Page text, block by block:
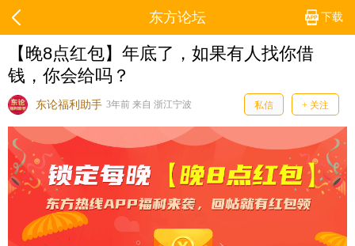
下载
东方论坛
【晚8点红包】年底了，如果有人找你借
钱，你会给吗？
东论福利助手 3年前 来自 浙江宁波 私信 + 关注